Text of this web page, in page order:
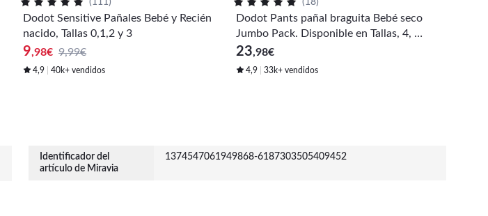
(111)
Dodot Sensitive Pañales Bebé y Recién
nacido, Tallas 0,1,2 y 3
9,98€ 9,99€
4,9 40k+ vendidos
(18)
Dodot Pants pañal braguita Bebé seco
Jumbo Pack. Disponible en Tallas, 4, 5
y 6.
23,98€
4,9 33k+ vendidos
Identificador del
artículo de Miravia
1374547061949868-6187303505409452